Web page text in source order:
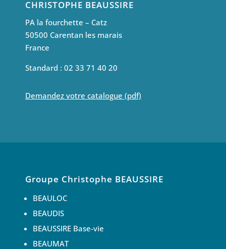
CHRISTOPHE BEAUSSIRE
PA la fourchette – Catz
50500 Carentan les marais
France
Standard : 02 33 71 40 20
Demandez votre catalogue (pdf)
Groupe Christophe BEAUSSIRE
BEAULOC
BEAUDIS
BEAUSSIRE Base-vie
BEAUMAT